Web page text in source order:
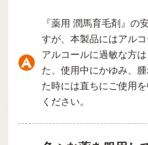
『薬用 潤馬育毛剤』の
すが、本製品にはアル
アルコールに過敏な方
た、使用中にかゆみ、
た時には直ちにご使用
ください。